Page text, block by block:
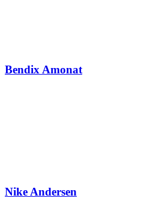
Bendix Amonat
Nike Andersen